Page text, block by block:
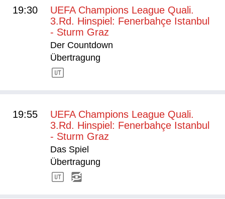
19:30
UEFA Champions League Quali.
3.Rd. Hinspiel: Fenerbahçe Istanbul
- Sturm Graz
Der Countdown
Übertragung
19:55
UEFA Champions League Quali.
3.Rd. Hinspiel: Fenerbahçe Istanbul
- Sturm Graz
Das Spiel
Übertragung